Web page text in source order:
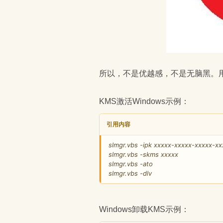
所以，不是优越感，不是无脑黑
KMS激活Windows示例：
引用内容
slmgr.vbs -ipk xxxxx-xxxxx-xxxxx-
slmgr.vbs -skms xxxxx
slmgr.vbs -ato
slmgr.vbs -dlv
Windows卸载KMS示例：